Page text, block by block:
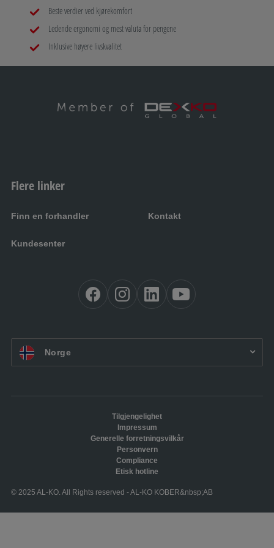
Beste verdier ved kjørekomfort
Ledende ergonomi og mest valuta for pengene
Inklusive høyere livskvalitet
Flere linker
Finn en forhandler Kontakt
Kundesenter
NO: Norge
© 2025 AL-KO. All Rights reserved - AL-KO KOBER&nbsp;AB
Tilgjengelighet
Impressum
Generelle forretningsvilkår
Personvern
Compliance
Etisk hotline